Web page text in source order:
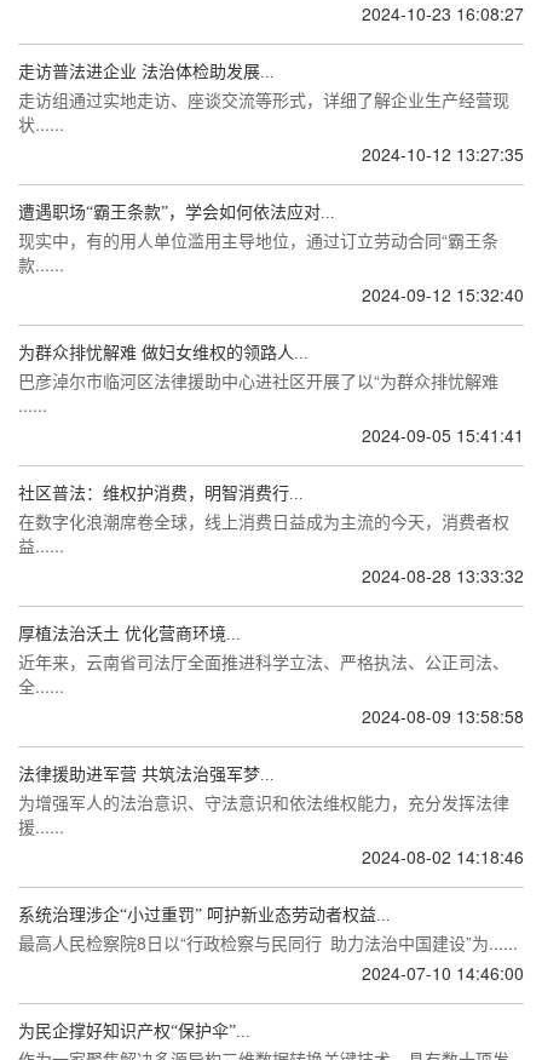
2024-10-23 16:08:27
走访普法进企业 法治体检助发展...
走访组通过实地走访、座谈交流等形式，详细了解企业生产经营现
状......
2024-10-12 13:27:35
遭遇职场“霸王条款”，学会如何依法应对...
现实中，有的用人单位滥用主导地位，通过订立劳动合同“霸王条
款......
2024-09-12 15:32:40
为群众排忧解难 做妇女维权的领路人...
巴彦淖尔市临河区法律援助中心进社区开展了以“为群众排忧解难
......
2024-09-05 15:41:41
社区普法：维权护消费，明智消费行...
在数字化浪潮席卷全球，线上消费日益成为主流的今天，消费者权
益......
2024-08-28 13:33:32
厚植法治沃土 优化营商环境...
近年来，云南省司法厅全面推进科学立法、严格执法、公正司法、
全......
2024-08-09 13:58:58
法律援助进军营 共筑法治强军梦...
为增强军人的法治意识、守法意识和依法维权能力，充分发挥法律
援......
2024-08-02 14:18:46
系统治理涉企“小过重罚” 呵护新业态劳动者权益...
最高人民检察院8日以“行政检察与民同行 助力法治中国建设”为......
2024-07-10 14:46:00
为民企撑好知识产权“保护伞”...